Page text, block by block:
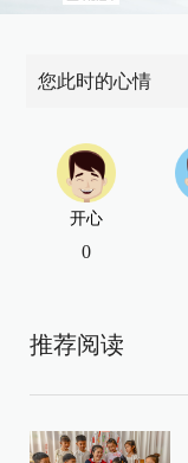
您此时的心情
开心
0
推荐阅读